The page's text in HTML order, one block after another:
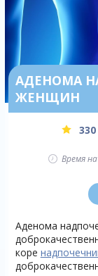
АДЕНОМА
ЖЕНЩИН
330
Время
Аденома
коре